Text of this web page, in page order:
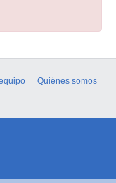
Quiénes somos